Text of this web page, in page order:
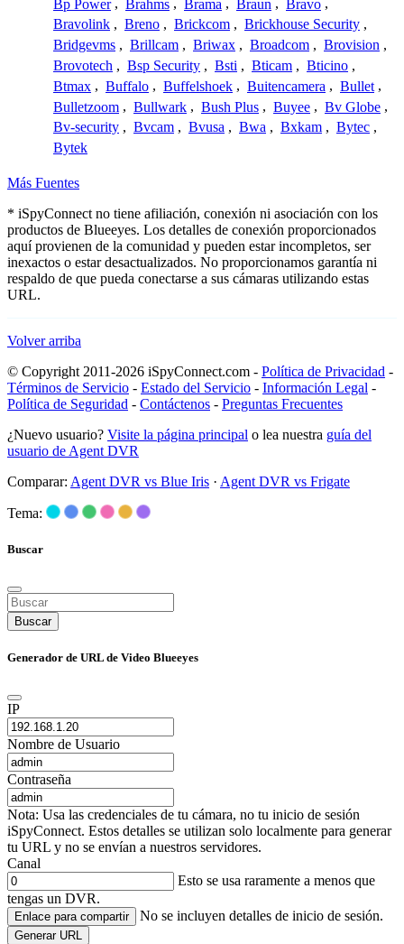
Bp Power , Brahms , Brama , Braun , Bravo ,
Bravolink , Breno , Brickcom , Brickhouse Security ,
Bridgevms , Brillcam , Briwax , Broadcom , Brovision ,
Brovotech , Bsp Security , Bsti , Bticam , Bticino ,
Btmax , Buffalo , Buffelshoek , Buitencamera , Bullet ,
Bulletzoom , Bullwark , Bush Plus , Buyee , Bv Globe ,
Bv-security , Bvcam , Bvusa , Bwa , Bxkam , Bytec ,
Bytek
Más Fuentes
* iSpyConnect no tiene afiliación, conexión ni asociación con los
productos de Blueeyes. Los detalles de conexión proporcionados
aquí provienen de la comunidad y pueden estar incompletos, ser
inexactos o estar desactualizados. No proporcionamos garantía ni
respaldo de que pueda conectarse a sus cámaras utilizando estas
URL.
Volver arriba
© Copyright 2011-2026 iSpyConnect.com - Política de Privacidad -
Términos de Servicio - Estado del Servicio - Información Legal -
Política de Seguridad - Contáctenos - Preguntas Frecuentes
¿Nuevo usuario? Visite la página principal o lea nuestra guía del
usuario de Agent DVR
Comparar: Agent DVR vs Blue Iris · Agent DVR vs Frigate
Tema:
Buscar
Buscar
Generador de URL de Video Blueeyes
IP
Nombre de Usuario
Contraseña
Nota: Usa las credenciales de tu cámara, no tu inicio de sesión
iSpyConnect. Estos detalles se utilizan solo localmente para generar
tu URL y no se envían a nuestros servidores.
Canal
Esto se usa raramente a menos que
tengas un DVR.
Enlace para compartir No se incluyen detalles de inicio de sesión.
Generar URL